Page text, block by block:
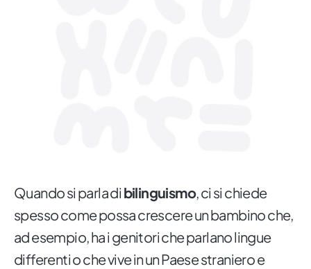
Quando si parla di bilinguismo, ci si chiede
spesso come possa crescere un bambino che,
ad esempio, ha i genitori che parlano lingue
differenti o che vive in un Paese straniero e